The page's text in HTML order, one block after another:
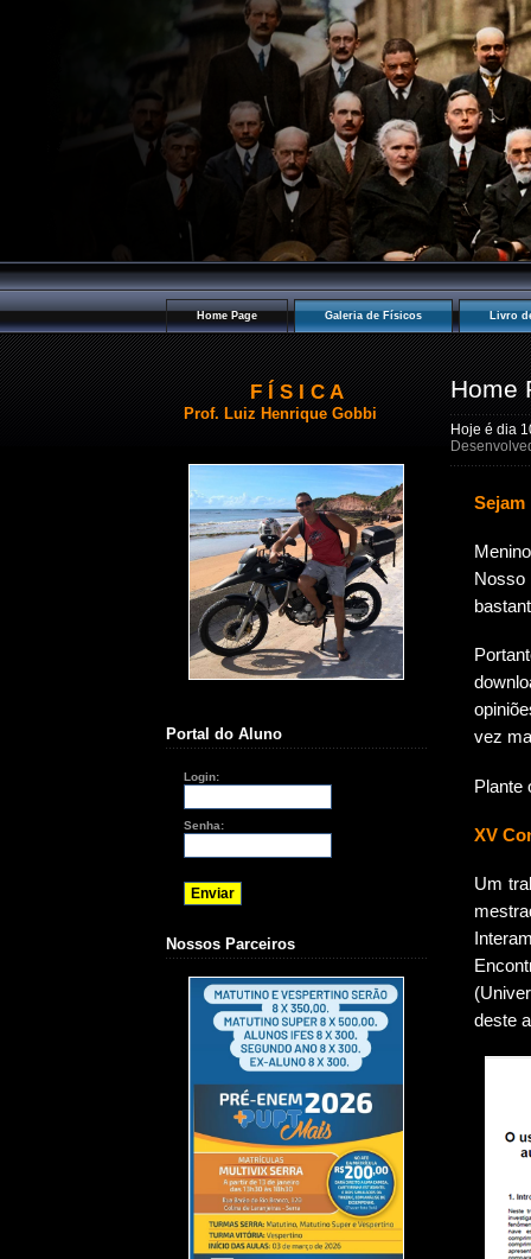
Home Page Galeria de Físicos Livro
F Í S I C A
Prof. Luiz Henrique Gobbi
Portal do Aluno
Login:
Senha:
Nossos Parceiros
Home
Hoje é dia
Sejam
vez
Plante
XV
Um
deste